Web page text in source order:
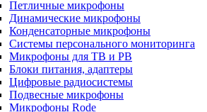
Петличные микрофоны
Динамические микрофоны
Конденсаторные микрофоны
Системы персонального мониторинга
Микрофоны для ТВ и РВ
Блоки питания, адаптеры
Цифровые радиосистемы
Подвесные микрофоны
Микрофоны Rode